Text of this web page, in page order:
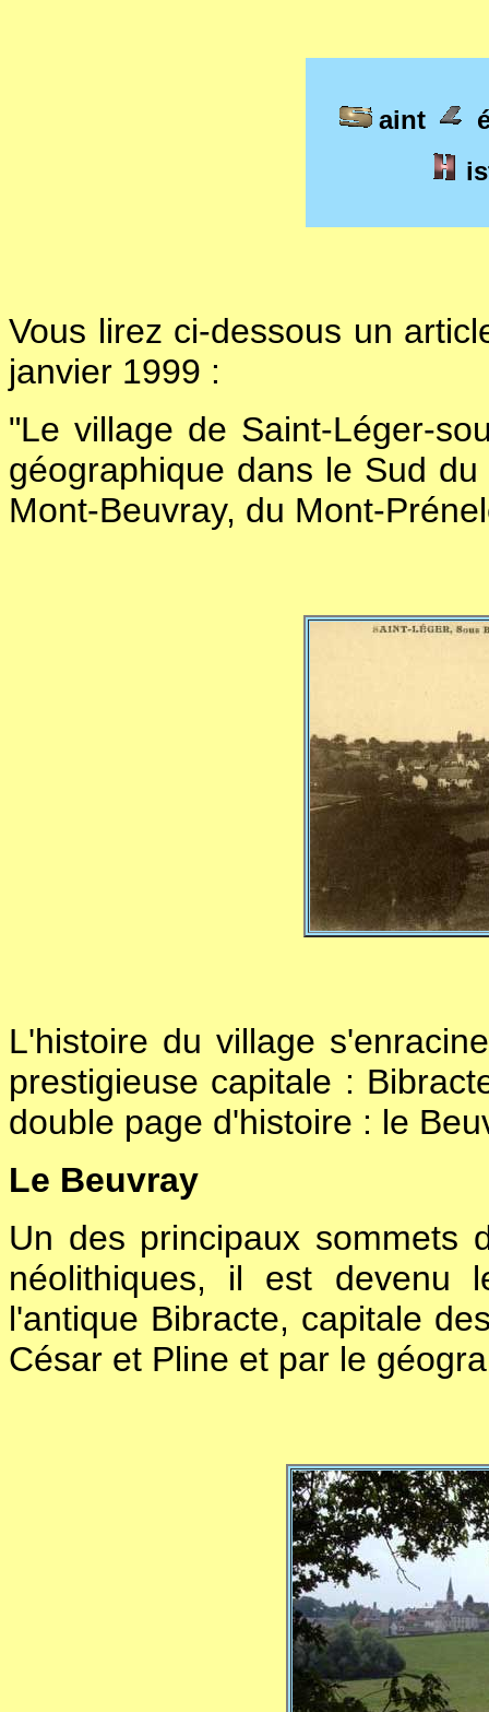
aint
Vous lirez ci-dessous un
janvier 1999 :
"Le village de Saint-Léger-
géographique dans le Sud
Mont-Beuvray, du Mont-
L'histoire du village
prestigieuse capitale :
double page d'histoire : le
Le Beuvray
Un des principaux sommets
néolithiques, il est devenu
l'antique Bibracte, capitale
César et Pline et par le